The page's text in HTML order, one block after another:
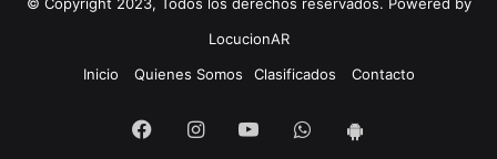
LocucionAR
Inicio
Quienes Somos Clasificados Contacto
FacebookInstagramYoutubeWhatsapp